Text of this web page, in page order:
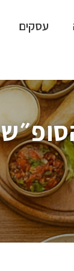
עסקים